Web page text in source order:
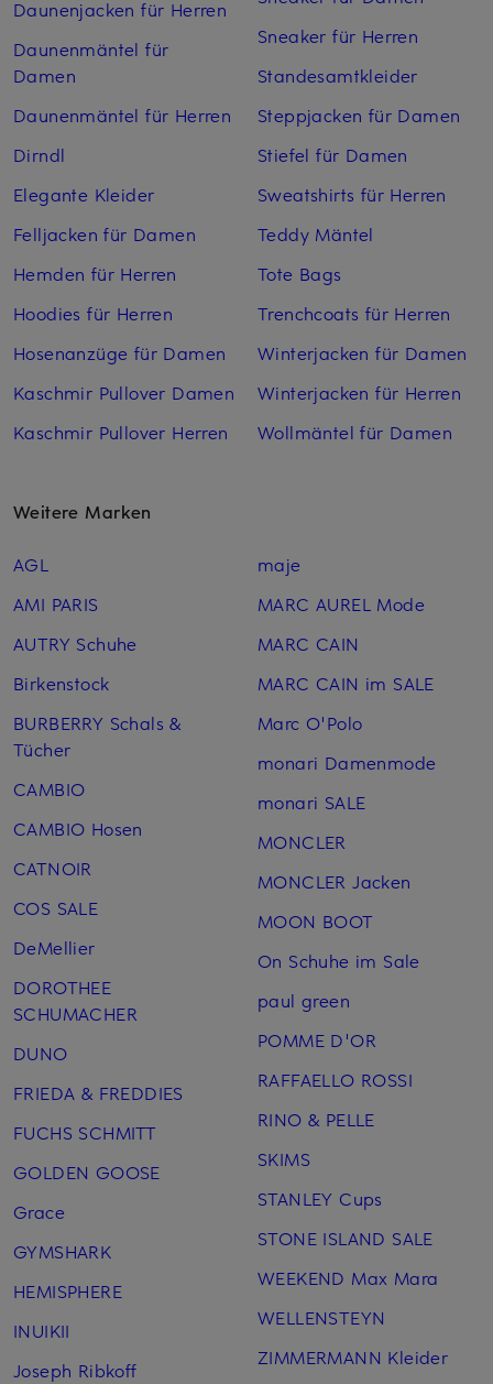
Daunenjacken für Herren
Daunenmäntel für
Damen
Daunenmäntel für Herren
Dirndl
Elegante Kleider
Felljacken für Damen
Hemden für Herren
Hoodies für Herren
Hosenanzüge für Damen
Kaschmir Pullover Damen
Kaschmir Pullover Herren
Sneaker für Herren
Standesamtkleider
Steppjacken für Damen
Stiefel für Damen
Sweatshirts für Herren
Teddy Mäntel
Tote Bags
Trenchcoats für Herren
Winterjacken für Damen
Winterjacken für Herren
Wollmäntel für Damen
Weitere Marken
AGL
AMI PARIS
AUTRY Schuhe
Birkenstock
BURBERRY Schals &
Tücher
CAMBIO
CAMBIO Hosen
CATNOIR
COS SALE
DeMellier
DOROTHEE
SCHUMACHER
DUNO
FRIEDA & FREDDIES
FUCHS SCHMITT
GOLDEN GOOSE
Grace
GYMSHARK
HEMISPHERE
INUIKII
Joseph Ribkoff
maje
MARC AUREL Mode
MARC CAIN
MARC CAIN im SALE
Marc O'Polo
monari Damenmode
monari SALE
MONCLER
MONCLER Jacken
MOON BOOT
On Schuhe im Sale
paul green
POMME D'OR
RAFFAELLO ROSSI
RINO & PELLE
SKIMS
STANLEY Cups
STONE ISLAND SALE
WEEKEND Max Mara
WELLENSTEYN
ZIMMERMANN Kleider